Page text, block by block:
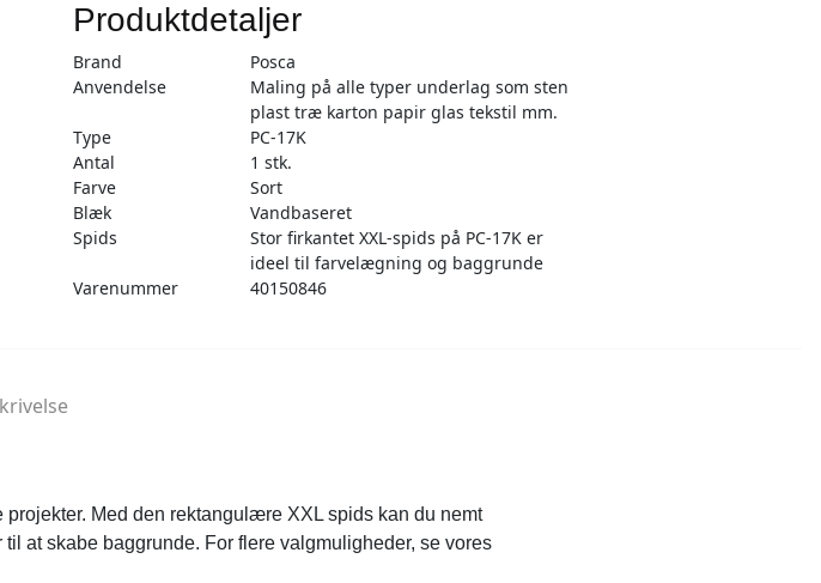
Produktdetaljer
Brand
Posca
Anvendelse
Maling på alle typer underlag som sten
plast træ karton papir glas tekstil mm.
Type
PC-17K
Antal
1 stk.
Farve
Sort
Blæk
Vandbaseret
Spids
Stor firkantet XXL-spids på PC-17K er
ideel til farvelægning og baggrunde
Varenummer
40150846
Med den rektangulære XXL spids kan du nemt
at skabe baggrunde. For flere valgmuligheder, se vores